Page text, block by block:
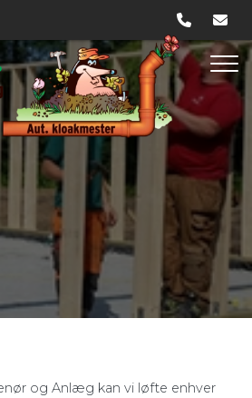
og Anlæg kan vi løfte enhver